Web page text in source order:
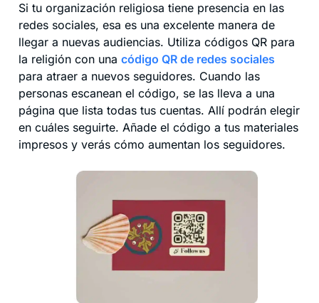
Si tu organización religiosa tiene presencia en las
redes sociales, esa es una excelente manera de
llegar a nuevas audiencias. Utiliza códigos QR para
la religión con una código QR de redes sociales
para atraer a nuevos seguidores. Cuando las
personas escanean el código, se las lleva a una
página que lista todas tus cuentas. Allí podrán elegir
en cuáles seguirte. Añade el código a tus materiales
impresos y verás cómo aumentan los seguidores.